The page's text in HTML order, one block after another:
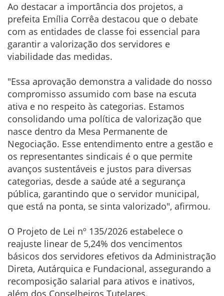
Ao destacar a importância dos projetos, a
prefeita Emília Corrêa destacou que o debate
com as entidades de classe foi essencial para
garantir a valorização dos servidores e
viabilidade das medidas.
"Essa aprovação demonstra a validade do nosso
compromisso assumido com base na escuta
ativa e no respeito às categorias. Estamos
consolidando uma política de valorização que
nasce dentro da Mesa Permanente de
Negociação. Esse entendimento entre a gestão e
os representantes sindicais é o que permite
avanços sustentáveis e justos para diversas
categorias, desde a saúde até a segurança
pública, garantindo que o servidor municipal,
que está na ponta, se sinta valorizado", afirmou.
O Projeto de Lei nº 135/2026 estabelece o
reajuste linear de 5,24% dos vencimentos
básicos dos servidores efetivos da Administração
Direta, Autárquica e Fundacional, assegurando a
recomposição salarial para ativos e inativos,